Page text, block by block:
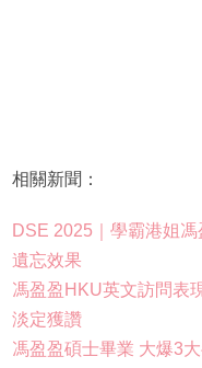
相關新聞：
DSE 2025｜學霸港姐
遺忘效果
馮盈盈HKU英文訪問表
淡定獲讚
馮盈盈碩士畢業 大爆3